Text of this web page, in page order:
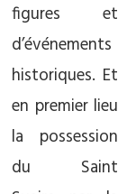
figures et
d’événements
historiques. Et
en premier lieu
la possession
du Saint